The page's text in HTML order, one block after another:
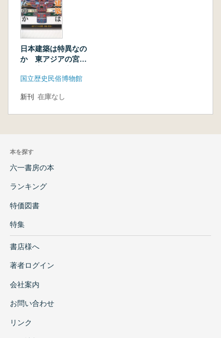
日本建築は特異なの
か 東アジアの宮
国立歴史民俗博物館
新刊 在庫なし
本を探す
六一書房の本
ランキング
特価図書
特集
書店様へ
著者ログイン
会社案内
お問い合わせ
リンク